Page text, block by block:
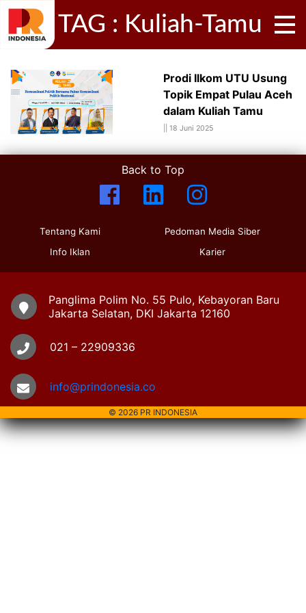
TAG : Kuliah-Tamu
Prodi Ilkom UTU Usung
Topik Empat Pulau Aceh
dalam Kuliah Tamu
18 Juni 2025
Back to Top
Tentang Kami
Info Iklan
Pedoman Media Siber
Karier
Panglima Polim No. 55 Pulo, Kebayoran Baru
Jakarta Selatan, DKI Jakarta 12160
021 – 22909336
info@prindonesia.co
© 2026 PR INDONESIA